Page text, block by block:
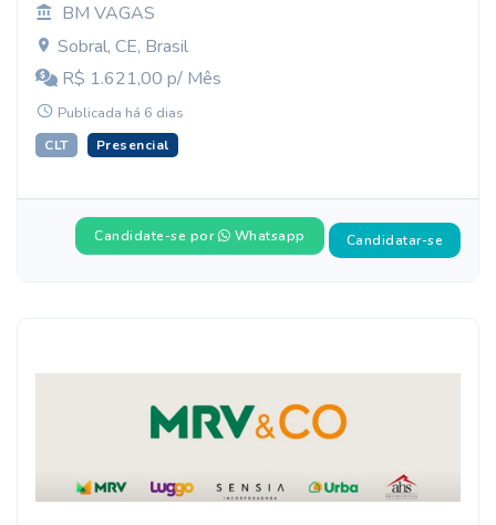
BM VAGAS
Sobral, CE, Brasil
R$ 1.621,00 p/ Mês
Publicada há 6 dias
CLT Presencial
Candidate-se por Whatsapp Candidatar-se